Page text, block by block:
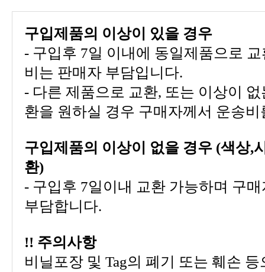
구입제품의 이상이 있을 경우
비는 판매자 부담입니다.
환을 원하실 경우 구매자께서 운송
환)
부담합니다.
!! 주의사항